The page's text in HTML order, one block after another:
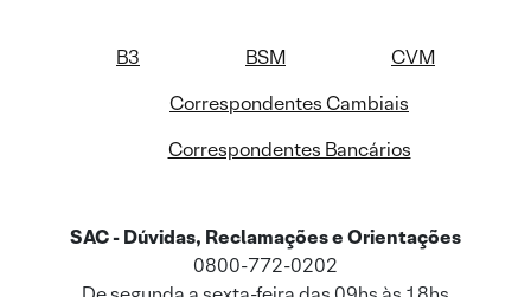
B3 BSM
CVM
Correspondentes Cambiais
Correspondentes Bancários
SAC - Dúvidas, Reclamações e Orientações
0800-772-0202